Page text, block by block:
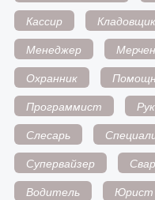
Кассир
Кладовщик
Менеджер
Охранник
Программист
Слесарь
Супервайзер
Водитель
Юрист